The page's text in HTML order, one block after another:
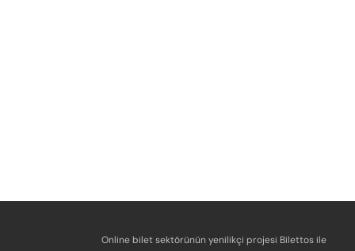
Online bilet sektörünün yenilikçi projesi Bilettos ile